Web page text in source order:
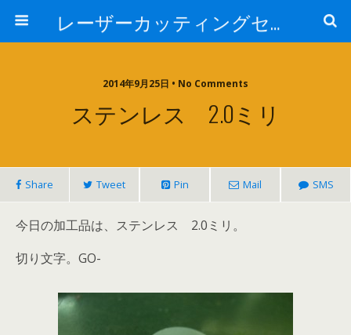
レーザーカッティングセンター 株式会社 中本鉄工所
2014年9月25日 • No Comments
ステンレス 2.0ミリ
Share Tweet Pin Mail SMS
今日の加工品は、ステンレス 2.0ミリ。
切り文字。GO-